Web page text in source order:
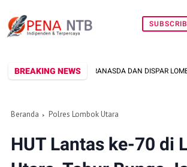
BREAKING NEWS
DAN DISPAR LOMBOK UTARA DORONG
Beranda Polres Lombok Utara
HUT Lantas ke-70 di